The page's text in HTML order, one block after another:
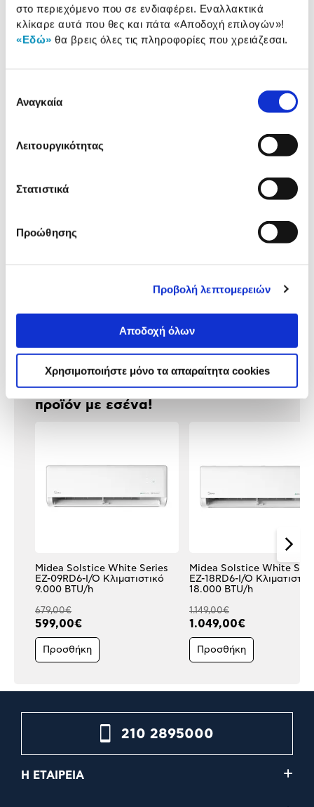
στο περιεχόμενο που σε ενδιαφέρει. Εναλλακτικά
κλίκαρε αυτά που θες και πάτα «Αποδοχή επιλογών»!
«Εδώ» θα βρεις όλες τις πληροφορίες που χρειάζεσαι.
συγκατάθεσης
Αναγκαία
Λειτουργικότητας
Στατιστικά
Προώθησης
Προβολή λεπτομερειών
Αποδοχή όλων
Χρησιμοποιήστε μόνο τα απαραίτητα cookies
10 Έτη εγγύηση Προμηθευτή Πληροφορίες
Χαρακτηριστικά
Τύπος λειτουργίας: Inverter
3.640 - 13.900 BTU/h
Αναλυτική
Αναλυτική παρουσίαση
Δες τι κλίκαραν όσοι είδαν το ίδιο
προϊόν με εσένα!
Midea Solstice White Series
EZ-09RD6-I/O Κλιματιστικό
9.000 BTU/h
679,00€
599,00€
Προσθήκη
Midea Solstice White
EZ-18RD6-I/O
18.000 BTU/h
1.149,00€
1.049,00€
Προσθήκη
210 2895000
Η ΕΤΑΙΡΕΙΑ